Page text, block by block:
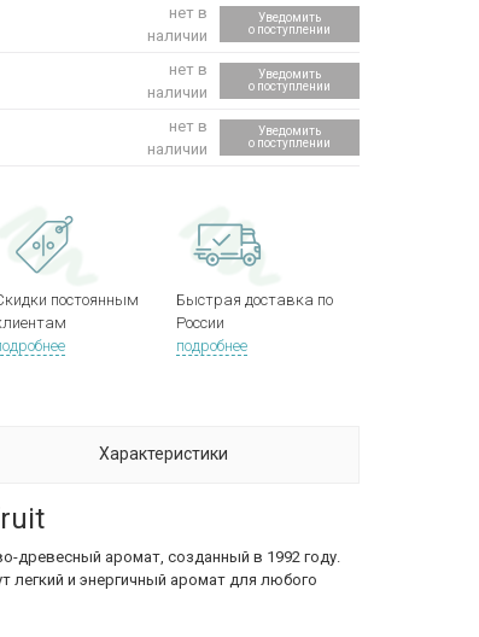
нет в
наличии
Уведомить
о поступлении
нет в
наличии
Уведомить
о поступлении
нет в
наличии
Уведомить
о поступлении
постоянным
Быстрая доставка по
России
подробнее
Характеристики
древесный аромат, созданный в 1992 году.
и энергичный аромат для любого